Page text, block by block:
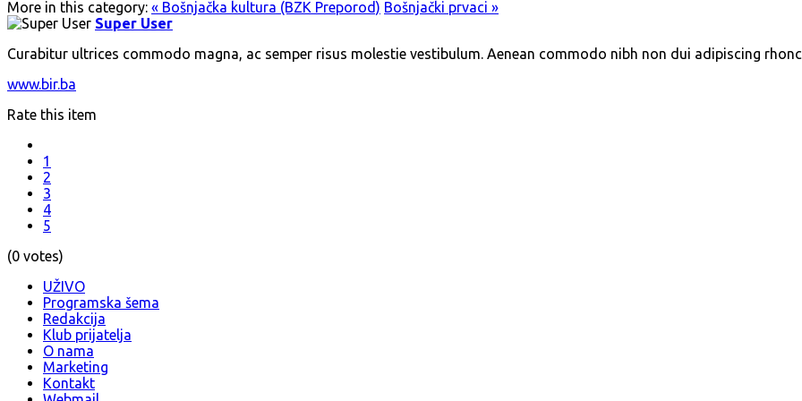
More in this category: « Bošnjačka kultura (BZK Preporod) Bošnjački prvaci »
Super User
Curabitur ultrices commodo magna, ac semper risus molestie vestibulum. Aenean commodo nibh non dui adipiscing
www.bir.ba
Rate this item
1
2
3
4
5
(0 votes)
UŽIVO
Programska šema
Redakcija
Klub prijatelja
O nama
Marketing
Kontakt